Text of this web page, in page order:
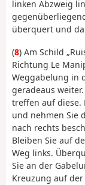
linken Abzweig
überquert und
(8) Am Schild
Richtung Le
Weggabelung in
geradeaus
treffen auf diese.
und nehmen Sie
nach rechts
Bleiben Sie auf
Weg links.
Sie an der
Kreuzung auf